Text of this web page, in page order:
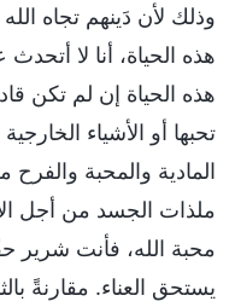
وذلك لأن دَينهم تجاه
هذه الحياة، أنا لا
هذه الحياة إن لم تكن
تحبها أو الأشياء
المادية والمحبة
ملذات الجسد من أجل
محبة الله، فأنت شرير
يستحق العناء. مقارنةً